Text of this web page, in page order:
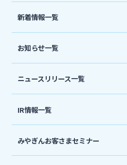
法人・個人事業主のお客さま
宮崎銀行について
ニュースリリース一覧
採用情報
新着情報一覧
お知らせ一覧
ニュースリリース一覧
IR情報一覧
みやぎんお客さまセミナー